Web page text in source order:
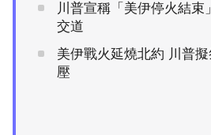
川普宣稱「美伊停火結束
交道
美伊戰火延燒北約 川普
壓